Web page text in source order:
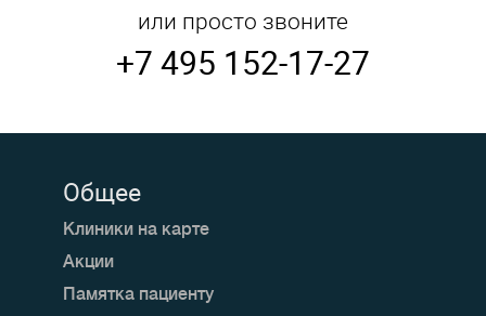
или просто звоните
+7 495 152-17-27
Общее
Клиники на карте
Акции
Памятка пациенту